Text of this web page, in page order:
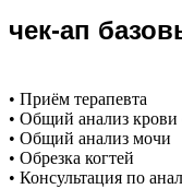
чек-ап
• Приём терапевта
• Общий анализ
• Общий анализ мочи
• Обрезка когтей
• Консультация по